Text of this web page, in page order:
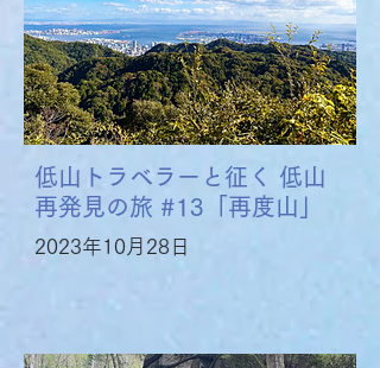
低山トラベラーと征く 低山
再発見の旅 #13「再度山」
2023年10月28日